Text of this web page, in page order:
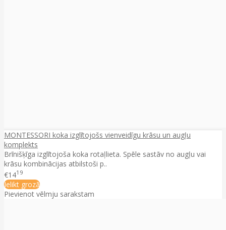
MONTESSORI koka izglītojošs vienveidīgu krāsu un augļu
komplekts
Brīnišķīga izglītojoša koka rotaļlieta. Spēle sastāv no augļu vai
krāsu kombinācijas atbilstoši p..
€1419
Ielikt grozā
Pievienot vēlmju sarakstam